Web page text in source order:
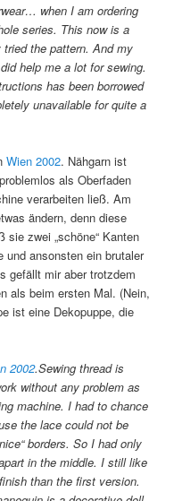
when I am ordering
series. This now is a
tried the pattern. And my
help me a lot for sewing.
has been borrowed
unavailable for quite a
Wien 2002. Nähgarn ist
als Oberfaden
verarbeiten ließ. Am
ändern, denn diese
zwei „schöne“ Kanten
und ansonsten ein brutaler
gefällt mir aber trotzdem
als beim ersten Mal. (Nein,
ist eine Dekopuppe, die
2002.Sewing thread is
without any problem as
machine. I had to chance
the lace could not be
borders. So I had only
in the middle. I still like
than the first version.